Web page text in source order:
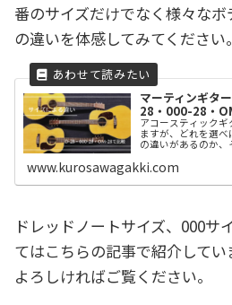
番のサイズだけでなく様々なボ
の違いを体感してみてください。
マーティンギタ
28・000-28・
アコースティックギ
ますが、どれを選
の違いがあるのか
ちろんですが、それ
ることでギター選
す。 今回は代表的
www.kurosawagakki.com
ドレッドノートサイズ、000サ
てはこちらの記事で紹介してい
よろしければご覧ください。